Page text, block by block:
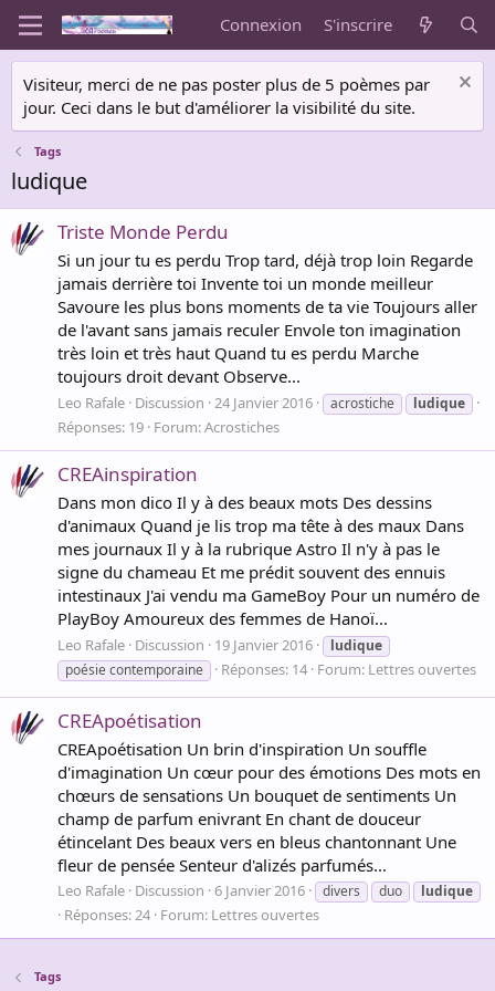
Connexion S'inscrire
Visiteur, merci de ne pas poster plus de 5 poèmes par
jour. Ceci dans le but d'améliorer la visibilité du site.
Tags
ludique
Triste Monde Perdu
Si un jour tu es perdu Trop tard, déjà trop loin Regarde
jamais derrière toi Invente toi un monde meilleur
Savoure les plus bons moments de ta vie Toujours aller
de l'avant sans jamais reculer Envole ton imagination
très loin et très haut Quand tu es perdu Marche
toujours droit devant Observe...
Leo Rafale Discussion 24 Janvier 2016 acrostiche ludique
Réponses: 19 Forum:Acrostiches
CREAinspiration
Dans mon dico Il y à des beaux mots Des dessins
d'animaux Quand je lis trop ma tête à des maux Dans
mes journaux Il y à la rubrique Astro Il n'y à pas le
signe du chameau Et me prédit souvent des ennuis
intestinaux J'ai vendu ma GameBoy Pour un numéro de
PlayBoy Amoureux des femmes de Hanoï...
Leo Rafale Discussion 19 Janvier 2016
ludique
poésie contemporaine
Réponses: 14 Forum: Lettres ouvertes
CREApoétisation
CREApoétisation Un brin d'inspiration Un souffle
d'imagination Un cœur pour des émotions Des mots en
chœurs de sensations Un bouquet de sentiments Un
champ de parfum enivrant En chant de douceur
étincelant Des beaux vers en bleus chantonnant Une
fleur de pensée Senteur d'alizés parfumés...
Leo Rafale Discussion 6 Janvier 2016 divers duo ludique
Réponses: 24 Forum: Lettres ouvertes
Tags